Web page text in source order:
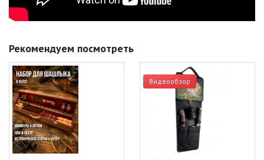
Рекомендуем посмотреть
Видеообзор